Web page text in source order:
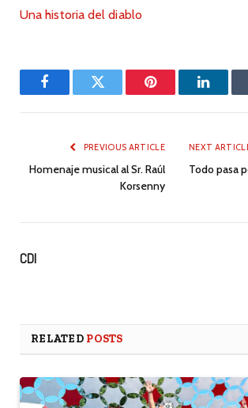
Una historia del diablo
FacebookTwitter Pinterest
PREVIOUS ARTICLE
Homenaje musical al Sr. Raúl
Korsenny
NEXT
Todo pasa
CDI
RELATED POSTS